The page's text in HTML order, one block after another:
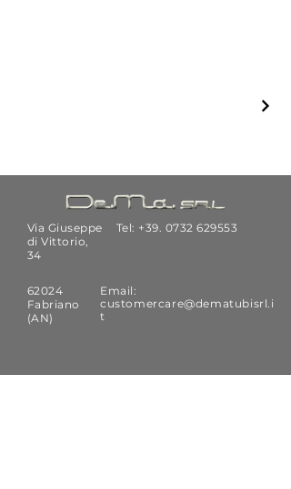
Via Giuseppe
di Vittorio,
34
Tel: +39. 0732 629553
62024
Fabriano
(AN)
Email:
customercare@dematubisrl.i
t